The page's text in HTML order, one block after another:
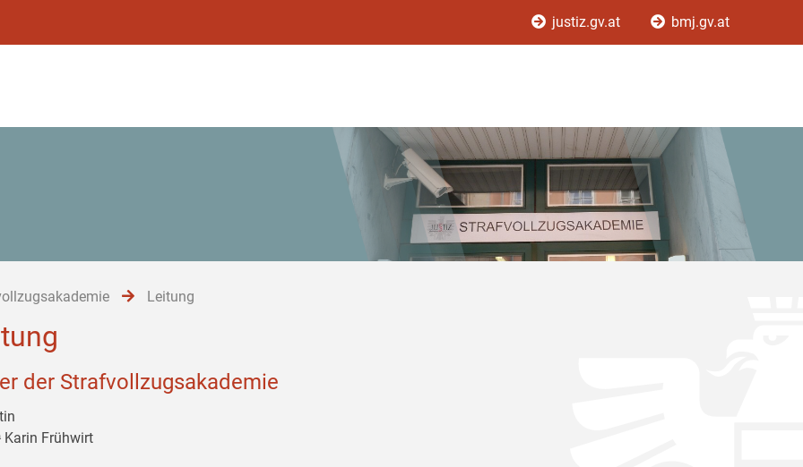
justiz.gv.at bmj.gv.at
Leitung
der Strafvollzugsakademie
Karin Frühwirt